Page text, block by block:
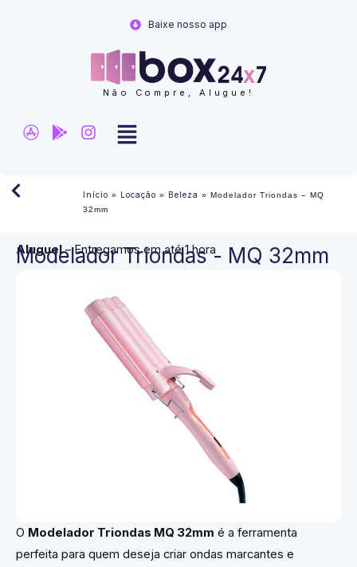
Não Compre, Alugue!
Baixe nosso app
Início » Locação » Beleza » Modelador Triondas – MQ
32mm
Aluguel– Entregamos em até 1 hora
Modelador Triondas - MQ 32mm
O Modelador Triondas MQ 32mm é a ferramenta
perfeita para quem deseja criar ondas marcantes e